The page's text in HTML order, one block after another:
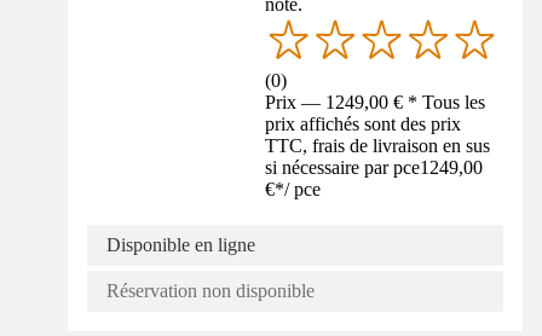
noté.
(0)
Prix — 1249,00 € * Tous les
prix affichés sont des prix
TTC, frais de livraison en sus
si nécessaire par pce1249,00
€*/ pce
Disponible en ligne
Réservation non disponible